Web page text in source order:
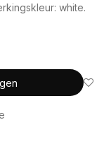
white.